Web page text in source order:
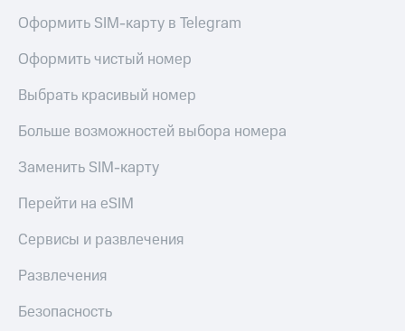
Оформить SIM-карту в Telegram
Оформить чистый номер
Выбрать красивый номер
Больше возможностей выбора номера
Заменить SIM-карту
Перейти на eSIM
Сервисы и развлечения
Развлечения
Безопасность